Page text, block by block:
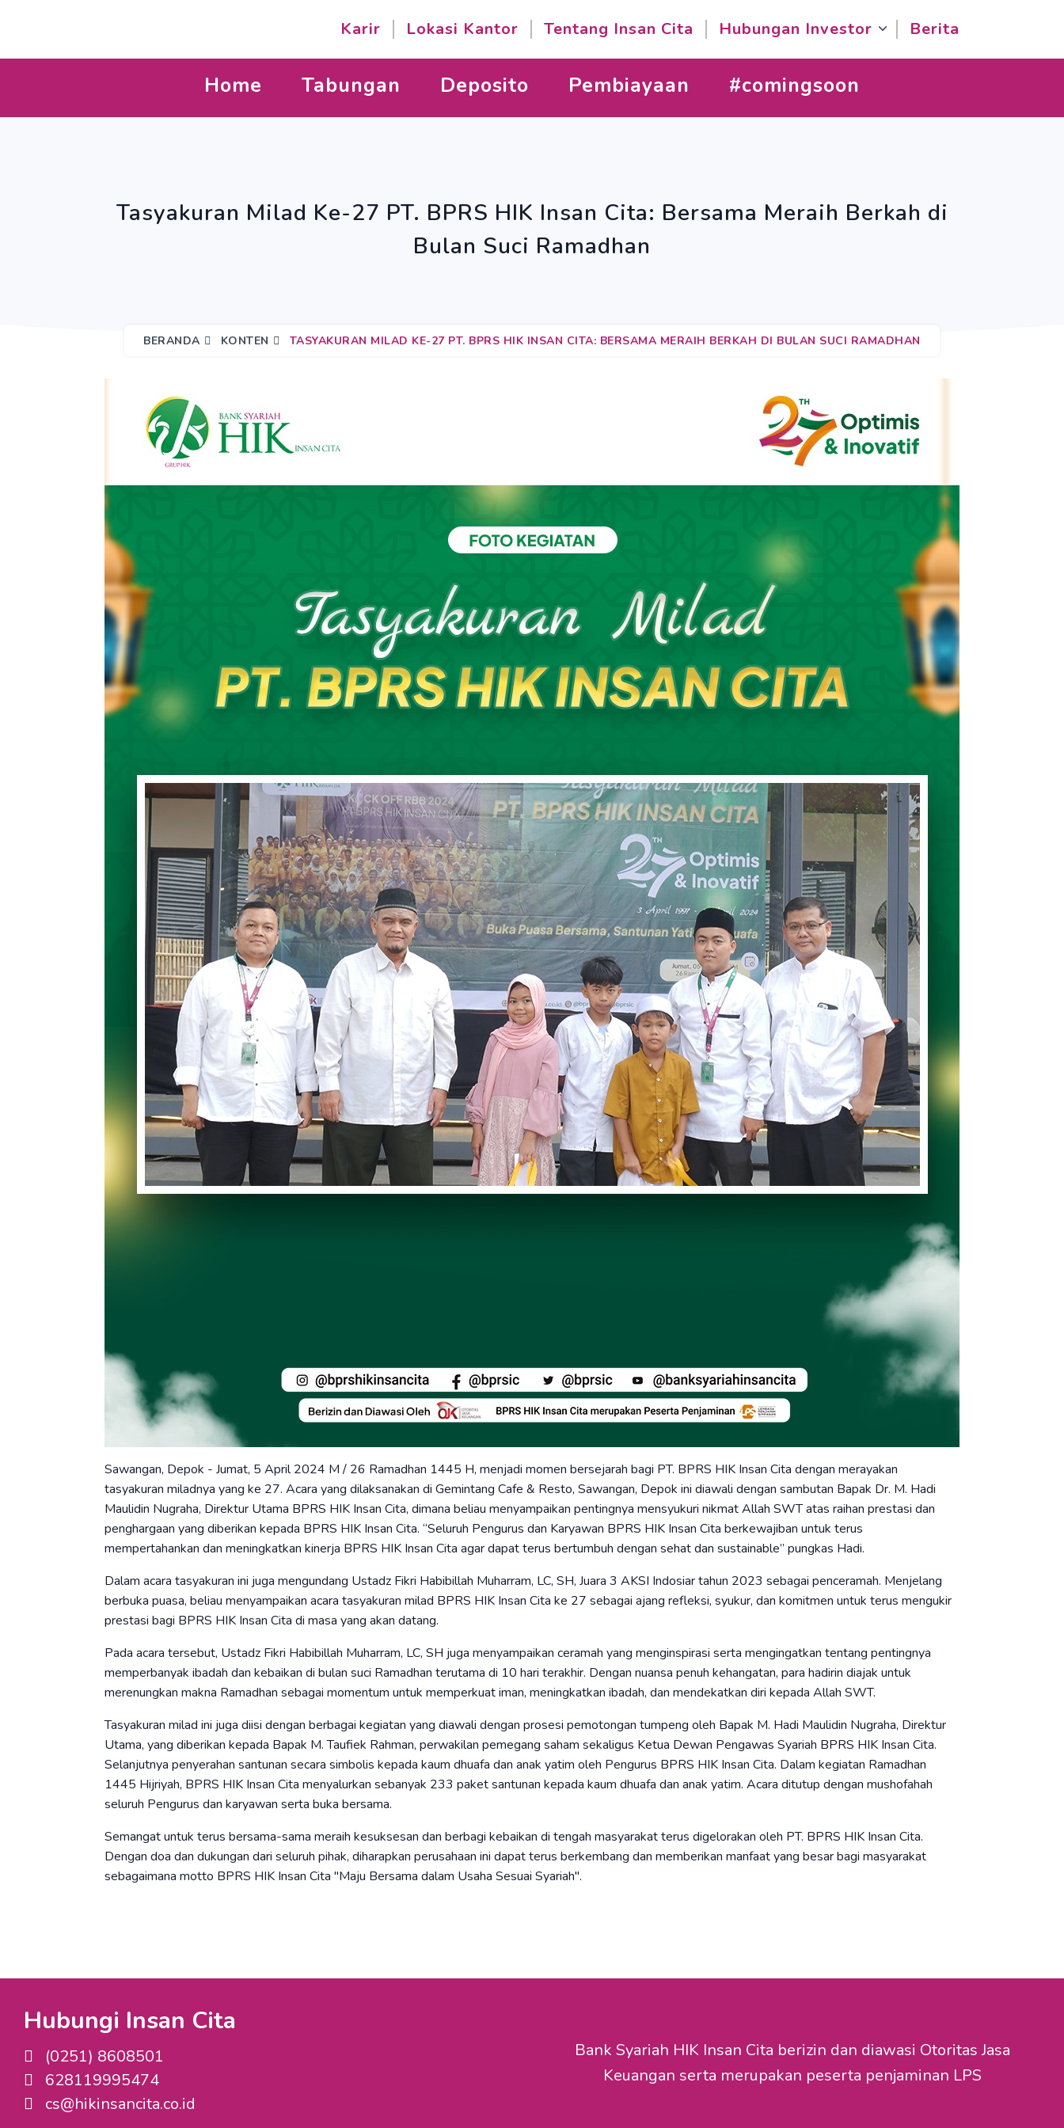
Karir Lokasi Kantor Tentang Insan Cita Hubungan Investor Berita
Home Tabungan Deposito Pembiayaan #comingsoon
Tasyakuran Milad Ke-27 PT. BPRS HIK Insan Cita: Bersama Meraih Berkah di
Bulan Suci Ramadhan
BERANDA KONTEN TASYAKURAN MILAD KE-27 PT. BPRS HIK INSAN CITA: BERSAMA MERAIH BERKAH DI BULAN SUCI RAMADHAN
Sawangan, Depok - Jumat, 5 April 2024 M / 26 Ramadhan 1445 H, menjadi momen bersejarah bagi PT. BPRS HIK Insan Cita dengan merayakan
tasyakuran miladnya yang ke 27. Acara yang dilaksanakan di Gemintang Cafe & Resto, Sawangan, Depok ini diawali dengan sambutan Bapak Dr. M. Hadi
Maulidin Nugraha, Direktur Utama BPRS HIK Insan Cita, dimana beliau menyampaikan pentingnya mensyukuri nikmat Allah SWT atas raihan prestasi dan
penghargaan yang diberikan kepada BPRS HIK Insan Cita. “Seluruh Pengurus dan Karyawan BPRS HIK Insan Cita berkewajiban untuk terus
mempertahankan dan meningkatkan kinerja BPRS HIK Insan Cita agar dapat terus bertumbuh dengan sehat dan sustainable” pungkas Hadi.
Dalam acara tasyakuran ini juga mengundang Ustadz Fikri Habibillah Muharram, LC, SH, Juara 3 AKSI Indosiar tahun 2023 sebagai penceramah. Menjelang
berbuka puasa, beliau menyampaikan acara tasyakuran milad BPRS HIK Insan Cita ke 27 sebagai ajang refleksi, syukur, dan komitmen untuk terus mengukir
prestasi bagi BPRS HIK Insan Cita di masa yang akan datang.
Pada acara tersebut, Ustadz Fikri Habibillah Muharram, LC, SH juga menyampaikan ceramah yang menginspirasi serta mengingatkan tentang pentingnya
memperbanyak ibadah dan kebaikan di bulan suci Ramadhan terutama di 10 hari terakhir. Dengan nuansa penuh kehangatan, para hadirin diajak untuk
merenungkan makna Ramadhan sebagai momentum untuk memperkuat iman, meningkatkan ibadah, dan mendekatkan diri kepada Allah SWT.
Tasyakuran milad ini juga diisi dengan berbagai kegiatan yang diawali dengan prosesi pemotongan tumpeng oleh Bapak M. Hadi Maulidin Nugraha, Direktur
Utama, yang diberikan kepada Bapak M. Taufiek Rahman, perwakilan pemegang saham sekaligus Ketua Dewan Pengawas Syariah BPRS HIK Insan Cita.
Selanjutnya penyerahan santunan secara simbolis kepada kaum dhuafa dan anak yatim oleh Pengurus BPRS HIK Insan Cita. Dalam kegiatan Ramadhan
1445 Hijriyah, BPRS HIK Insan Cita menyalurkan sebanyak 233 paket santunan kepada kaum dhuafa dan anak yatim. Acara ditutup dengan mushofahah
seluruh Pengurus dan karyawan serta buka bersama.
Semangat untuk terus bersama-sama meraih kesuksesan dan berbagi kebaikan di tengah masyarakat terus digelorakan oleh PT. BPRS HIK Insan Cita.
Dengan doa dan dukungan dari seluruh pihak, diharapkan perusahaan ini dapat terus berkembang dan memberikan manfaat yang besar bagi masyarakat
sebagaimana motto BPRS HIK Insan Cita "Maju Bersama dalam Usaha Sesuai Syariah".
Hubungi Insan Cita
(0251) 8608501
628119995474
cs@hikinsancita.co.id
Bank Syariah HIK Insan Cita berizin dan diawasi Otoritas Jasa
Keuangan serta merupakan peserta penjaminan LPS